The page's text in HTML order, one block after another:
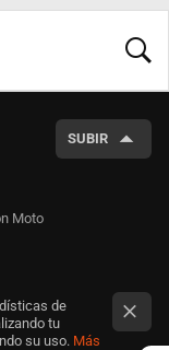
SUBIR
Moto
de
tu
su uso. Más